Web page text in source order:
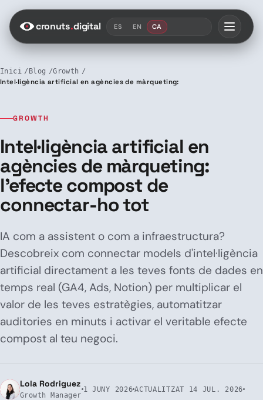
Saltar al contenido
cronuts.digital ES EN CA
Inici Blog
Growth
Intel·ligència artificial en agències de màrqueting: l’efecte compost de
GROWTH
Intel·ligència artificial en
agències de màrqueting:
l’efecte compost de
connectar-ho tot
IA com a assistent o com a infraestructura?
Descobreix com connectar models d'intel·ligència
artificial directament a les teves fonts de dades en
temps real (GA4, Ads, Notion) per multiplicar el
valor de les teves estratègies, automatitzar
auditories en minuts i activar el veritable efecte
compost al teu negoci.
Lola Rodriguez
Growth Manager
1 JUNY 2026 ACTUALITZAT 14 JUL. 2026